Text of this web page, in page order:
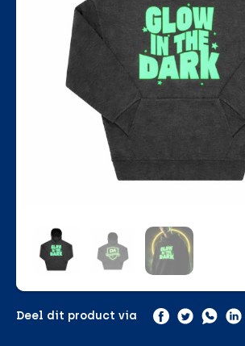
Deel dit product via